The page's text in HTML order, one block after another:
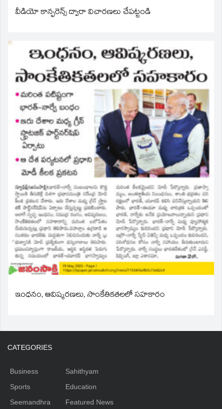
వీడియో కాన్ఫరెన్స్ ద్వారా విచారణలు చేపట్టండి
ఇంధనం, ఆవిష్కరణలు, సాంకేతికతలలో సహకారం
CATEGORIES
Business
Sports
Seemandhra
Sahithyam
Education
Featured News